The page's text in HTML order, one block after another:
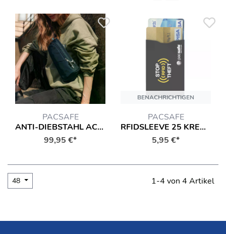
PACSAFE
ANTI-DIEBSTAHL ACTION SLING UMHÄNGETASCHE REISETASCHE
99,95 €*
BENACHRICHTIGEN
PACSAFE
RFIDSLEEVE 25 KREDITKARTENTASCHE - 2ER SET REISETASCHE
5,95 €*
48 1-4 von 4 Artikel